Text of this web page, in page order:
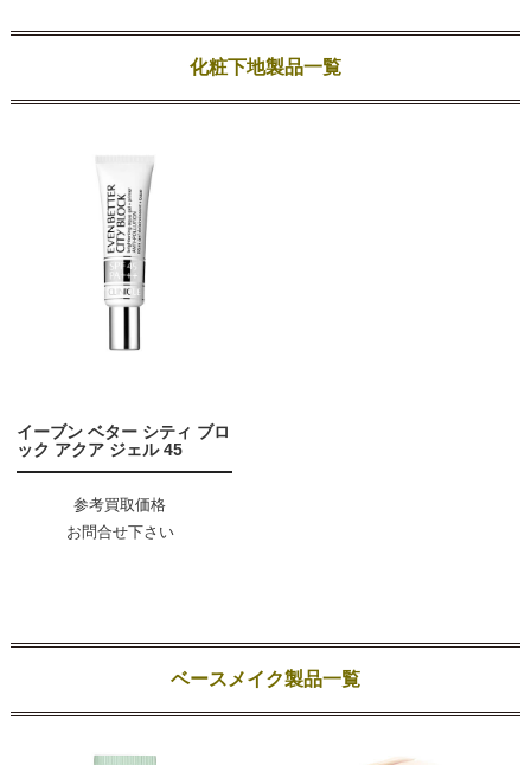
化粧下地製品一覧
イーブン ベター シティ ブロ
ック アクア ジェル 45
参考買取価格
お問合せ下さい
ベースメイク製品一覧